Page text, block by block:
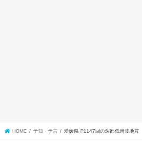
HOME 予知・予言 愛媛県で1147回の深部低周波地